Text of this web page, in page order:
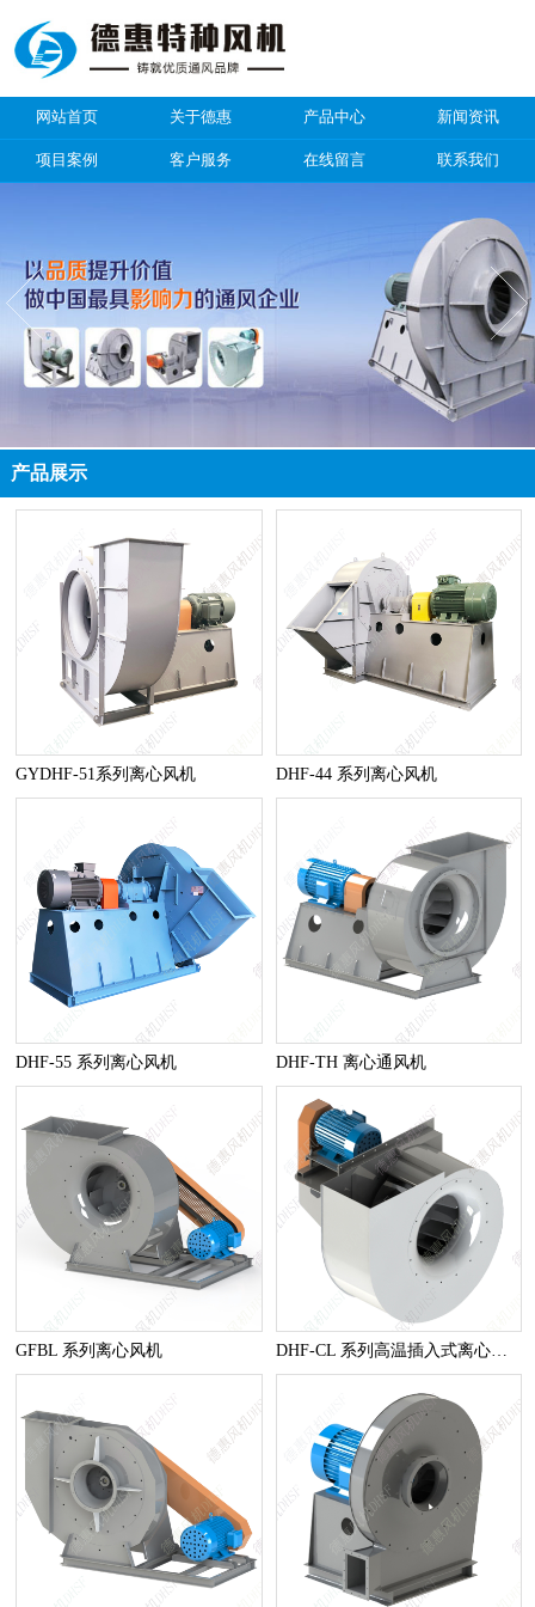
网站首页 关于德惠 产品中心 新闻资讯
项目案例 客户服务 在线留言 联系我们
产品展示
GYDHF-51系列离心风机 DHF-44 系列离心风机
DHF-55 系列离心风机 DHF-TH 离心通风机
GFBL 系列离心风机 DHF-CL 系列高温插入式离心风机